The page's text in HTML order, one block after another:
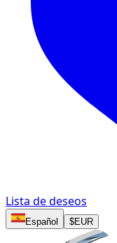
Lista de deseos
Español $EUR